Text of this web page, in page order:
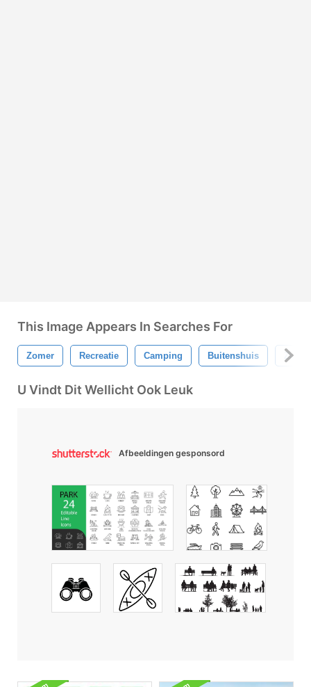
This Image Appears In Searches For
Zomer Recreatie Camping Buitenshuis
U Vindt Dit Wellicht Ook Leuk
Afbeeldingen gesponsord